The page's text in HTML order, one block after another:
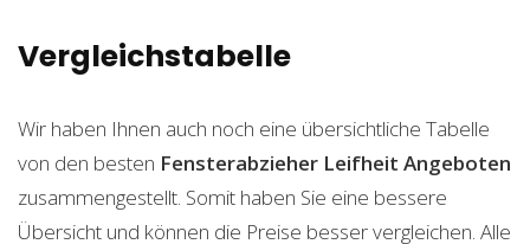
Vergleichstabelle
Wir haben Ihnen auch noch eine übersichtliche Tabelle
von den besten Fensterabzieher Leifheit Angeboten
zusammengestellt. Somit haben Sie eine bessere
Übersicht und können die Preise besser vergleichen. Alle